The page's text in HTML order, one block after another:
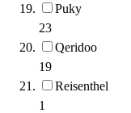
Puky
23
Qeridoo
19
Reisenthel
1